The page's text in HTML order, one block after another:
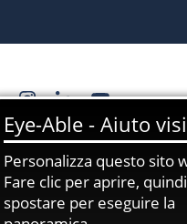
FacebookInstagram
LinkedinYouTube
Sostienici